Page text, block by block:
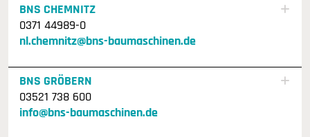
BNS CHEMNITZ
0371 44989-0
nl.chemnitz@bns-baumaschinen.de
BNS GRÖBERN
03521 738 600
info@bns-baumaschinen.de